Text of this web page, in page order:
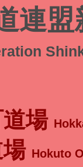
連
場
Hokuto